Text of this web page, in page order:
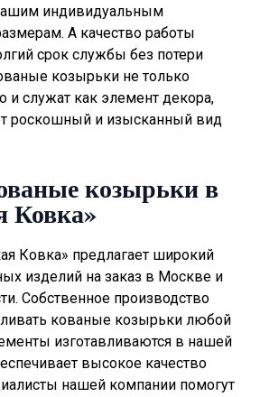
индивидуальным
А качество работы
срок службы без потери
козырьки не только
и служат как элемент декора,
роскошный и изысканный вид
козырьки в
Ковка»
Ковка» предлагает широкий
изделий на заказ в Москве и
Собственное производство
кованые козырьки любой
изготавливаются в нашей
высокое качество
нашей компании помогут